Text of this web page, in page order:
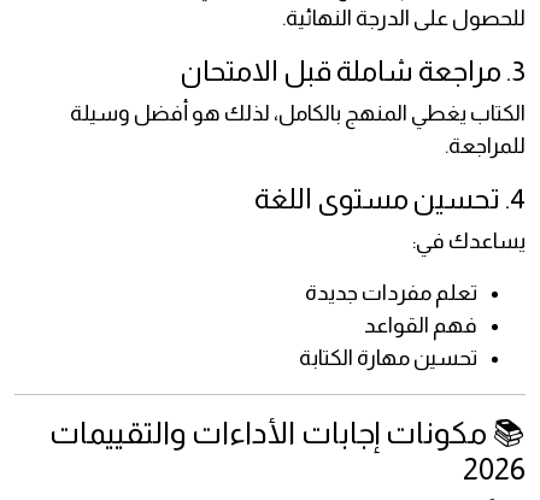
للحصول على الدرجة النهائية.
3. مراجعة شاملة قبل الامتحان
الكتاب يغطي المنهج بالكامل، لذلك هو أفضل وسيلة
للمراجعة.
4. تحسين مستوى اللغة
يساعدك في:
تعلم مفردات جديدة
فهم القواعد
تحسين مهارة الكتابة
📚 مكونات إجابات الأداءات والتقييمات
2026